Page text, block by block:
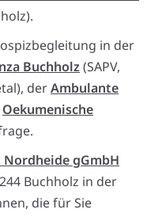
in der
Buchholz(SAPV,
derAmbulante
Oekumenische
Nordheide gGmbH
Buchholz in der
die für Sie